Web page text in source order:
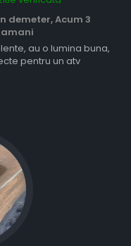
demeter,Acum 3
au o lumina buna,
pentru un atv